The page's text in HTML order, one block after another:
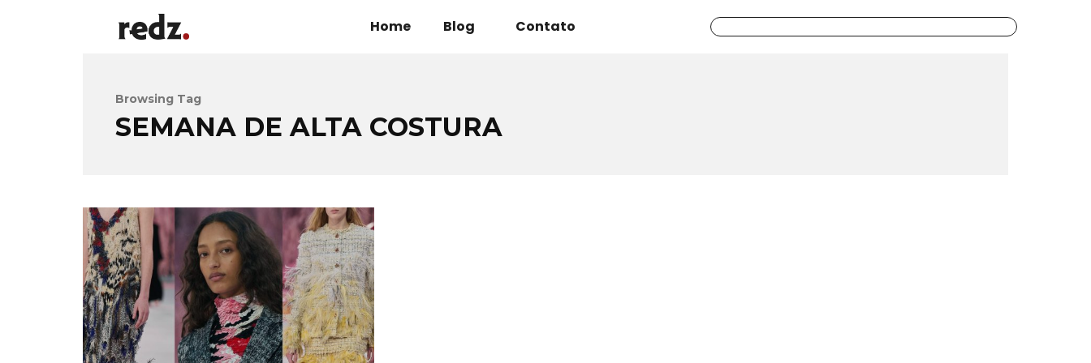
Home Blog Contato
Browsing Tag
SEMANA DE ALTA COSTURA